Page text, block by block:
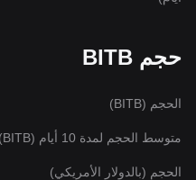
حجم BITB
الحجم (BITB)
متوسط الحجم لمدة 10 أيام (BITB)
الحجم (بالدولار الأمريكي)